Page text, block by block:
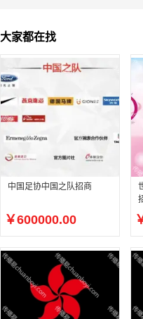
大家都在找
中国足协中国之队招商
￥600000.00